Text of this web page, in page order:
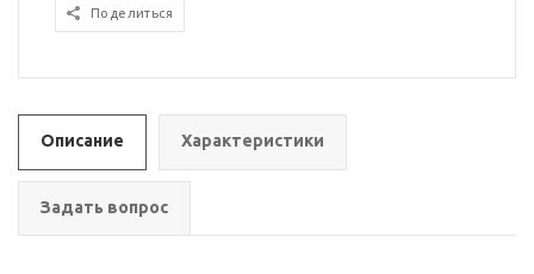
Поделиться
Описание Характеристики
Задать вопрос